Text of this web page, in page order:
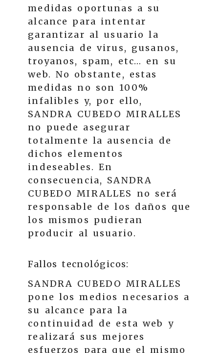
medidas oportunas a su
alcance para intentar
garantizar al usuario la
ausencia de virus, gusanos,
troyanos, spam, etc… en su
web. No obstante, estas
medidas no son 100%
infalibles y, por ello,
SANDRA CUBEDO MIRALLES
no puede asegurar
totalmente la ausencia de
dichos elementos
indeseables. En
consecuencia, SANDRA
CUBEDO MIRALLES
no será
responsable de los daños que
los mismos pudieran
producir al usuario.
Fallos tecnológicos:
SANDRA CUBEDO MIRALLES
pone los medios necesarios a
su alcance para la
continuidad de esta web y
realizará sus mejores
esfuerzos para que el mismo